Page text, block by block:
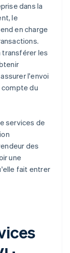
dans la
le
en charge
les
l'envoi
du
services de
des
une
fait entrer